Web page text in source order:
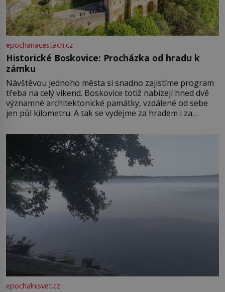
epochanacestach.cz
Historické Boskovice: Procházka od hradu k
zámku
Návštěvou jednoho města si snadno zajistíme program
třeba na celý víkend. Boskovice totiž nabízejí hned dvě
významné architektonické památky, vzdálené od sebe
jen půl kilometru. A tak se vydejme za hradem i za
Boskovice na okraji Drahanské vrchoviny vznikla někdy
ve13. století, a už v roce 1313 kronikáři zaznamenali
epochalnisvet.cz